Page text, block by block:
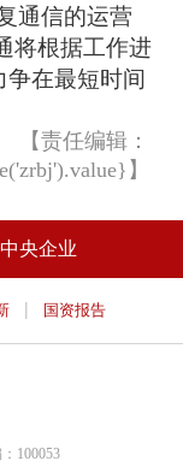
通信的运营
将根据工作进
在最短时间
【责任编辑：
】
中央企业
| 国资报告
100053